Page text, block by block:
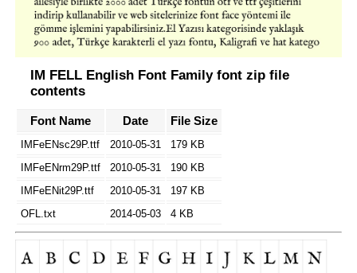
IM FELL English Font Family font zip file
contents
Font Name Date File Size
IMFeENsc29P.ttf 2010-05-31
179 KB
IMFeENrm29P.ttf
2010-05-31
190 KB
IMFeENit29P.ttf
2010-05-31
197 KB
OFL.txt
2014-05-03 4 KB